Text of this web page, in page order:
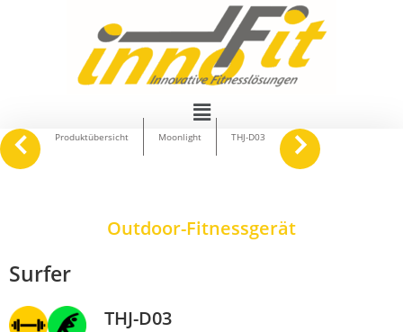
navigate_before Produktübersicht Moonlight THJ-D03 keyboard_arrow_right
Outdoor-Fitnessgerät
Surfer
THJ-D03